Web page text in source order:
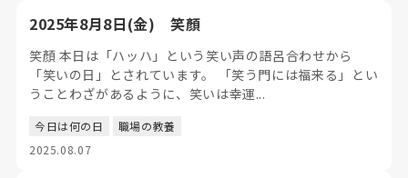
2025年8月8日(金) 笑顏
笑顏 本日は「ハッハ」という笑い声の語呂合わせから
「笑いの日」とされています。 「笑う門には福来る」とい
うことわざがあるように、笑いは幸運...
今日は何の日
職場の教養
2025.08.07